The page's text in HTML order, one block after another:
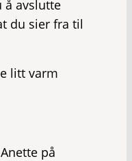
å avslutte
du sier fra til
litt varm
på